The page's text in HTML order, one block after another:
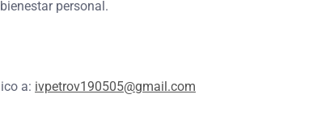
personal.
a: ivpetrov190505@gmail.com